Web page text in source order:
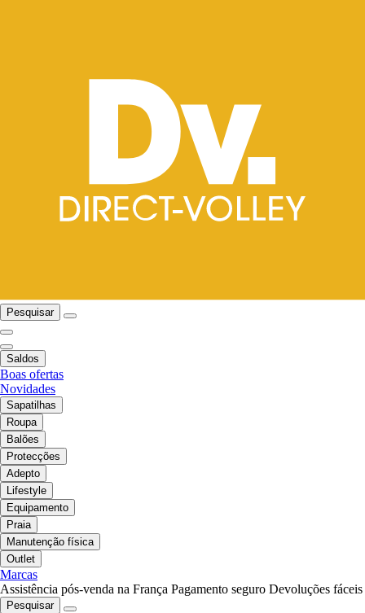
Pesquisar
Saldos
Boas ofertas
Novidades
Sapatilhas
Roupa
Balões
Protecções
Adepto
Lifestyle
Equipamento
Praia
Manutenção física
Outlet
Marcas
Assistência pós-venda na França Pagamento seguro Devoluções fáceis
Pesquisar